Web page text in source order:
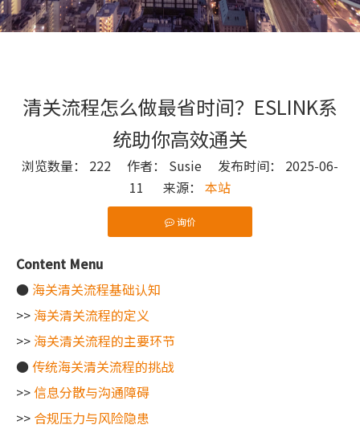
清关流程怎么做最省时间？ESLINK系
统助你高效通关
浏览数量： 222 作者： Susie 发布时间： 2025-06-
11 来源： 本站
询价
["wechat"]
Content Menu
● 海关清关流程基础认知
>> 海关清关流程的定义
>> 海关清关流程的主要环节
●传统海关清关流程的挑战
>> 信息分散与沟通障碍
>> 合规压力与风险隐患